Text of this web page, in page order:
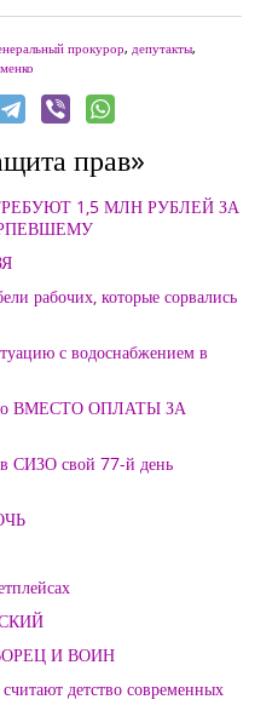
прокурор, депутакты,
прав»
1,5 МЛН РУБЛЕЙ ЗА
рабочих, которые сорвались
с водоснабжением в
ВМЕСТО ОПЛАТЫ ЗА
СИЗО свой 77-й день
И ВОИН
детство современных